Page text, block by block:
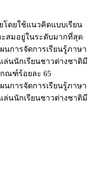
โดยใช้แนวคิดแบบเรียน
สมอยู่ในระดับมากที่สุด
นการจัดการเรียนรู้ภาษา
ล่นนักเรียนชาวต่างชาติมี
ณฑ์ร้อยละ 65
นการจัดการเรียนรู้ภาษา
ล่นนักเรียนชาวต่างชาติมี